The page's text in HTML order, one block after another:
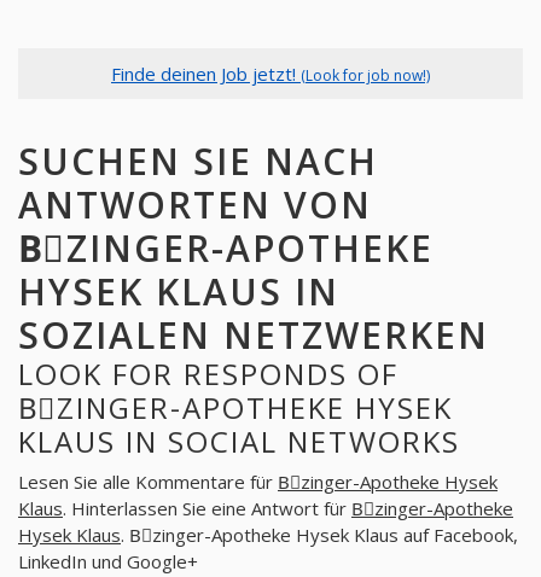
Finde deinen Job jetzt! (Look for job now!)
SUCHEN SIE NACH
ANTWORTEN VON
BِZINGER-APOTHEKE
HYSEK KLAUS IN
SOZIALEN NETZWERKEN
LOOK FOR RESPONDS OF
BِZINGER-APOTHEKE HYSEK
KLAUS IN SOCIAL NETWORKS
Lesen Sie alle Kommentare für Bِzinger-Apotheke Hysek
Klaus. Hinterlassen Sie eine Antwort für Bِzinger-Apotheke
Hysek Klaus. Bِzinger-Apotheke Hysek Klaus auf Facebook,
LinkedIn und Google+